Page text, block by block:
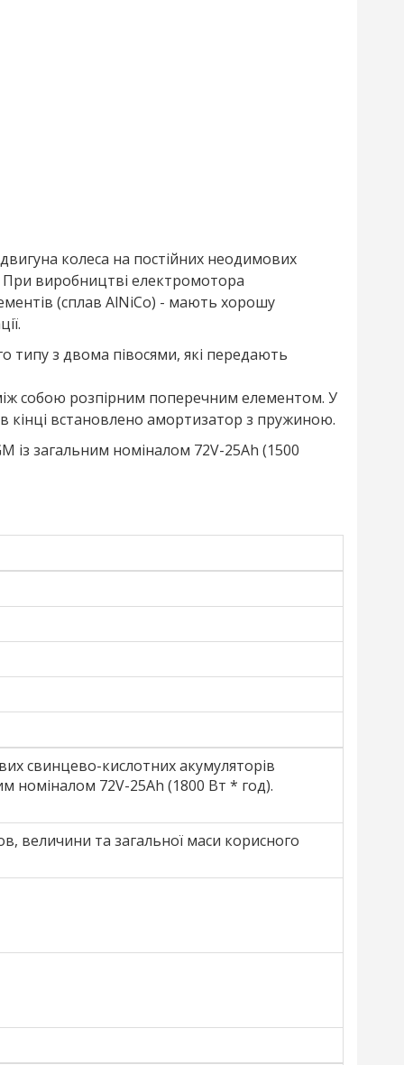
колеса на постійних неодимових
При виробництві електромотора
(сплав AlNiCo) - мають хорошу
типу з двома півосями, які передають
собою розпірним поперечним елементом. У
кінці встановлено амортизатор з пружиною.
із загальним номіналом 72V-25Ah (1500
свинцево-кислотних акумуляторів
номіналом 72V-25Ah (1800 Вт * год).
величини та загальної маси корисного